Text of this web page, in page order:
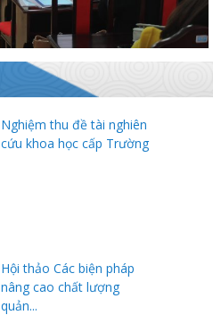
Nghiệm thu đề tài nghiên
cứu khoa học cấp Trường
Hội thảo Các biện pháp
nâng cao chất lượng
quản...